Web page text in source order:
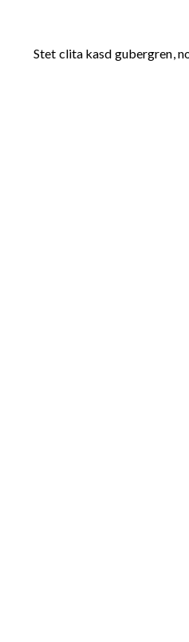
Stet clita kasd gubergren,